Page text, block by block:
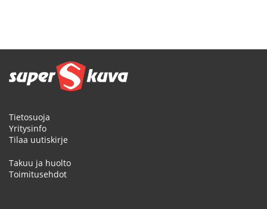
Tietosuoja
Yritysinfo
Tilaa uutiskirje
Takuu ja huolto
Toimitusehdot